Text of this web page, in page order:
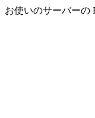
お使いのサーバーの